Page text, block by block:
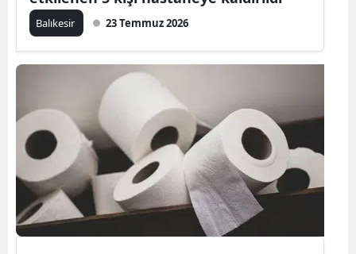
Çankırı
Denizli
Diyarbakır
Edirne
Balıkesir 23 Temmuz 2026